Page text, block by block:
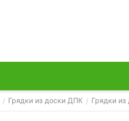
/ Грядки из доски ДПК / Грядки